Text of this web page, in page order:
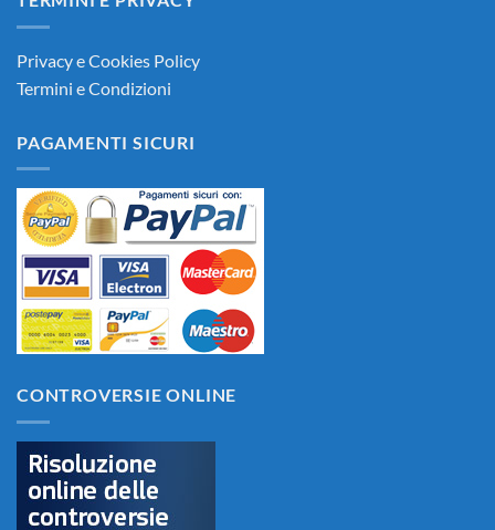
Privacy e Cookies Policy
Termini e Condizioni
PAGAMENTI SICURI
CONTROVERSIE ONLINE